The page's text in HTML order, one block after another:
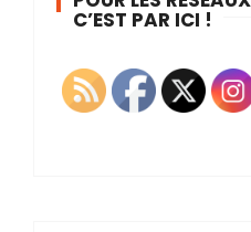
C’EST PAR ICI !